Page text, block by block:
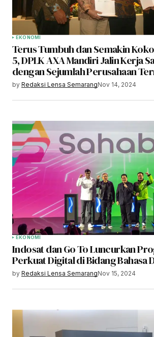
EKONOMI
Terus Tumbuh dan Semakin
5, DPLK AXA Mandiri Jalin Kerja
dengan Sejumlah Perusahaan
by Redaksi Lensa SemarangNov 14, 2024
EKONOMI
Indosat dan Go To Luncurkan
Perkuat Digital di Bidang Bahasa
by Redaksi Lensa SemarangNov 15, 2024